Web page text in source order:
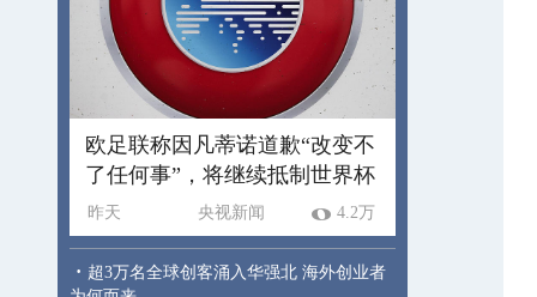
欧足联称因凡蒂诺道歉“改变不
了任何事”，将继续抵制世界杯
昨天 央视新闻 4.2万
· 超3万名全球创客涌入华强北 海外创业者